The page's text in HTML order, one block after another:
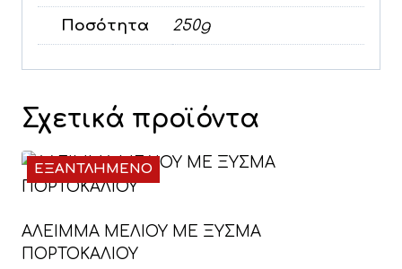
Ποσότητα 250g
Σχετικά προϊόντα
ΕΞΑΝΤΛΗΜΕΝΟ
ΑΛΕΙΜΜΑ ΜΕΛΙΟΥ ΜΕ ΞΥΣΜΑ
ΠΟΡΤΟΚΑΛΙΟΥ